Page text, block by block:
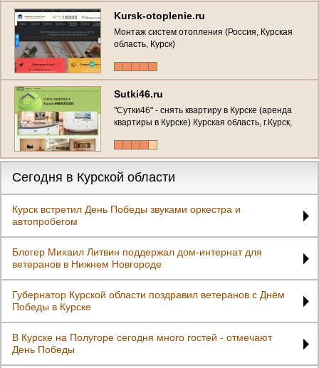
Kursk-otoplenie.ru
Монтаж систем отопления (Россия, Курская
область, Курск)
Sutki46.ru
"Сутки46" - снять квартиру в Курске (аренда
квартиры в Курске) Курская область, г.Курск,
Сегодня в Курской области
Курск встретил День Победы звуками оркестра и
автопробегом
Блогер Михаил Литвин поддержал дом-интернат для
ветеранов в Нижнем Новгороде
Губернатор Курской области поздравил ветеранов с Днём
Победы в Курске
В Курске на Полугоре сегодня много гостей - отмечают
День Победы